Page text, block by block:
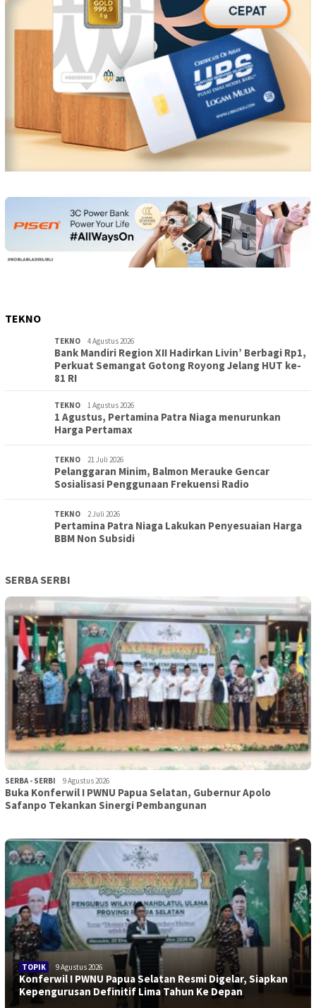
TEKNO
TEKNO 4 Agustus 2026
Bank Mandiri Region XII Hadirkan Livin’ Berbagi Rp1,
Perkuat Semangat Gotong Royong Jelang HUT ke-
81 RI
TEKNO 1 Agustus 2026
1 Agustus, Pertamina Patra Niaga menurunkan
Harga Pertamax
TEKNO 21 Juli 2026
Pelanggaran Minim, Balmon Merauke Gencar
Sosialisasi Penggunaan Frekuensi Radio
TEKNO 2 Juli 2026
Pertamina Patra Niaga Lakukan Penyesuaian Harga
BBM Non Subsidi
SERBA SERBI
SERBA - SERBI 9 Agustus 2026
Buka Konferwil I PWNU Papua Selatan, Gubernur Apolo
Safanpo Tekankan Sinergi Pembangunan
TOPIK 9 Agustus 2026
Konferwil I PWNU Papua Selatan Resmi Digelar, Siapkan
Kepengurusan Definitif Lima Tahun Ke Depan